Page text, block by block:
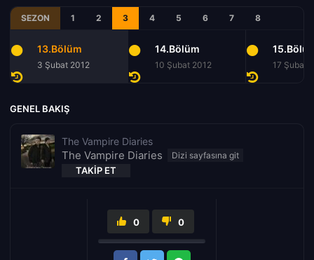
SEZON 1 2 3 4 5 6 7 8
13.Bölüm
3 Şubat 2012
14.Bölüm
10 Şubat 2012 17 Şubat
GENEL BAKIŞ
The Vampire Diaries
The Vampire Diaries
TAKIP ET
0 0